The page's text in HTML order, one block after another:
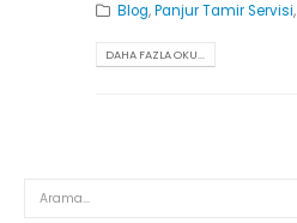
Blog,Panjur Tamir Servisi,
DAHA FAZLA OKU...